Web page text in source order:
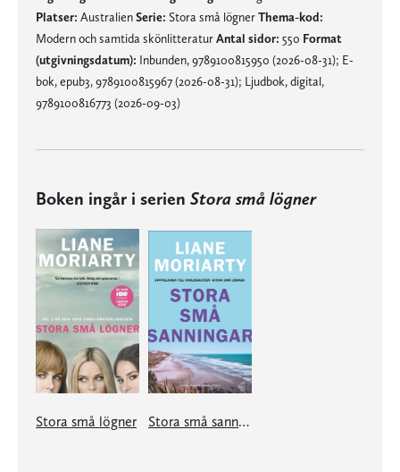
Platser: AustralienSerie: Stora små lögnerThema-kod:
Modern och samtida skönlitteraturAntal sidor: 550 Format
(utgivningsdatum): Inbunden, 9789100815950 (2026-08-31); E-
bok, epub3, 9789100815967 (2026-08-31); Ljudbok, digital,
9789100816773 (2026-09-03)
Boken ingår i serien Stora små lögner
Stora små lögner Stora små sanningar